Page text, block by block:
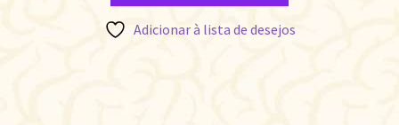
Adicionar à lista de desejos